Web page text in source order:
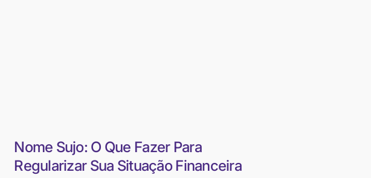
Nome Sujo: O Que Fazer Para
Regularizar Sua Situação Financeira